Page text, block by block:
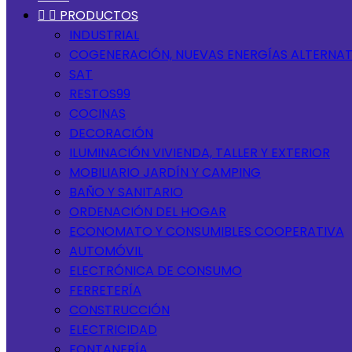
  PRODUCTOS
INDUSTRIAL
COGENERACIÓN, NUEVAS ENERGÍAS
SAT
RESTOS99
COCINAS
DECORACIÓN
ILUMINACIÓN VIVIENDA, TALLER Y EXTERIOR
MOBILIARIO JARDÍN Y CAMPING
BAÑO Y SANITARIO
ORDENACIÓN DEL HOGAR
ECONOMATO Y CONSUMIBLES COOPERATIVA
AUTOMÓVIL
ELECTRÓNICA DE CONSUMO
FERRETERÍA
CONSTRUCCIÓN
ELECTRICIDAD